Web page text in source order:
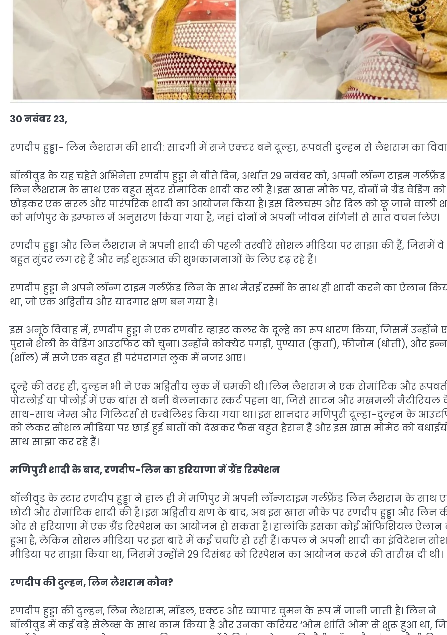
30 नवंबर 23,
रणदीप हुड्डा- लिन लैशराम की शादी: सादगी में सजे एक्टर बने दूल्हा, रूपवती दुल्हन से लैशराम का
बॉलीवुड के यह चहेते अभिनेता रणदीप हुड्डा ने बीते दिन, अर्थात 29 नवंबर को, अपनी लॉन्ग टाइम गर्लफ्रेंड
लिन लैशराम के साथ एक बहुत सुंदर रोमांटिक शादी कर ली है। इस खास मौके पर, दोनों ने ग्रैंड वेडिंग को
छोड़कर एक सरल और पारंपरिक शादी का आयोजन किया है। इस दिलचस्प और दिल को छू जाने वाली
को मणिपुर के इम्फाल में अनुसरण किया गया है, जहां दोनों ने अपनी जीवन संगिनी से सात वचन लिए।
रणदीप हुड्डा और लिन लैशराम ने अपनी शादी की पहली तस्वीरें सोशल मीडिया पर साझा की हैं, जिसमें वे
बहुत सुंदर लग रहे हैं और नई शुरुआत की शुभकामनाओं के लिए दृढ़ रहे हैं।
रणदीप हुड्डा ने अपने लॉन्ग टाइम गर्लफ्रेंड लिन के साथ मैतई रस्मों के साथ ही शादी करने का ऐलान
था, जो एक अद्वितीय और यादगार क्षण बन गया है।
इस अनूठे विवाह में, रणदीप हुड्डा ने एक रणबीर व्हाइट कलर के दूल्हे का रूप धारण किया, जिसमें उन्होंने
पुराने शैली के वेडिंग आउटफिट को चुना। उन्होंने कोक्येट पगड़ी, पुण्यात (कुर्ता), फीजोम (धोती), और
(शॉल) में सजे एक बहुत ही परंपरागत लुक में नजर आए।
दूल्हे की तरह ही, दुल्हन भी ने एक अद्वितीय लुक में चमकी थी। लिन लैशराम ने एक रोमांटिक और
पोटलोई या पोलोई में एक बांस से बनी बेलनाकार स्कर्ट पहना था, जिसे साटन और मखमली मैटीरियल
साथ-साथ जेम्स और गिलिटर्स से एम्बेलिश्ड किया गया था। इस शानदार मणिपुरी दूल्हा-दुल्हन के
को लेकर सोशल मीडिया पर छाई हुई बातों को देखकर फैंस बहुत हैरान हैं और इस खास मोमेंट को
साथ साझा कर रहे हैं।
मणिपुरी शादी के बाद, रणदीप-लिन का हरियाणा में ग्रैंड रिस्पेशन
बॉलीवुड के स्टार रणदीप हुड्डा ने हाल ही में मणिपुर में अपनी लॉन्गटाइम गर्लफ्रेंड लिन लैशराम के साथ
छोटी और रोमांटिक शादी की है। इस अद्वितीय क्षण के बाद, अब इस खास मौके पर रणदीप हुड्डा और लिन
ओर से हरियाणा में एक ग्रैंड रिस्पेशन का आयोजन हो सकता है। हालांकि इसका कोई ऑफिशियल ऐलान
हुआ है, लेकिन सोशल मीडिया पर इस बारे में कई चर्चाएं हो रही हैं। कपल ने अपनी शादी का इंविटेशन
मीडिया पर साझा किया था, जिसमें उन्होंने 29 दिसंबर को रिस्पेशन का आयोजन करने की तारीख दी थी।
रणदीप की दुल्हन, लिन लैशराम कौन?
रणदीप हुड्डा की दुल्हन, लिन लैशराम, मॉडल, एक्टर और व्यापार वुमन के रूप में जानी जाती है। लिन ने
बॉलीवुड में कई बड़े सेलेब्स के साथ काम किया है और उनका करियर ‘ओम शांति ओम’ से शुरू हुआ था,